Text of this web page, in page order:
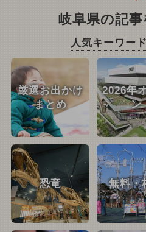
岐阜県の記
人気キーワー
厳選お出かけ
まとめ
2026年
ン
恐竜 無料・